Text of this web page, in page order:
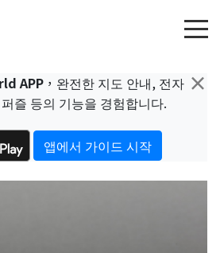
×
APP ，완전한 지도 안내, 전자
즐 등의 기능을 경험합니다.
앱에서 가이드 시작